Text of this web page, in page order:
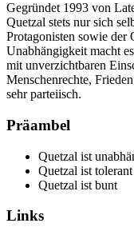
Gegründet 1993 von
Quetzal stets nur sich
Protagonisten sowie
Unabhängigkeit macht
mit unverzichtbaren
Menschenrechte,
sehr parteiisch.
Präambel
Quetzal ist
Quetzal ist tolerant
Quetzal ist bunt
Links